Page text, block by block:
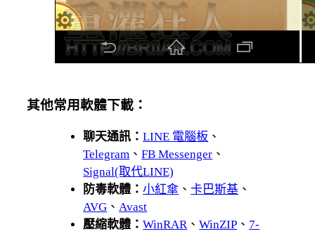
其他常用軟體下載：
聊天通訊：LINE 電腦板 、
Telegram 、FB Messenger 、
Signal(取代LINE)
防毒軟體：小紅傘 、卡巴斯基 、
AVG 、 Avast
壓縮軟體：WinRAR 、WinZIP 、 7-